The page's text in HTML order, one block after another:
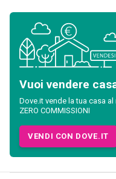
Vuoi vendere
Dove.it vende la tua casa
ZERO COMMISSIONI
VENDI CON DOVE.IT